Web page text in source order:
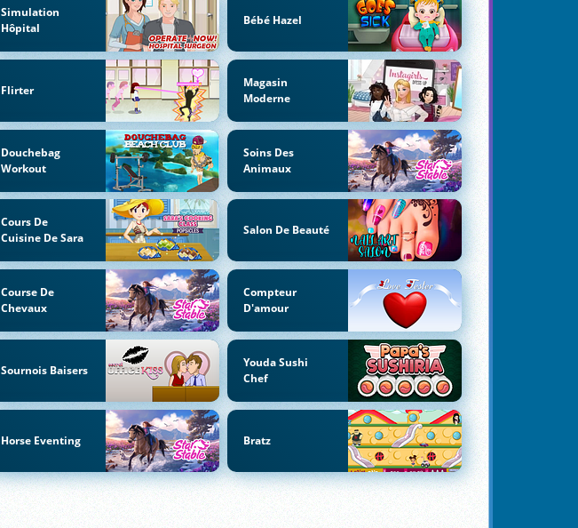
Simulation
Hôpital
Bébé Hazel
Flirter
Magasin
Moderne
Douchebag
Workout
Soins Des
Animaux
Cours De
Cuisine De Sara
Salon De Beauté
Course De
Chevaux
Compteur
D'amour
Sournois Baisers
Youda Sushi
Chef
Horse Eventing Bratz